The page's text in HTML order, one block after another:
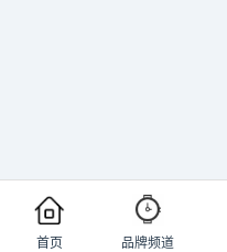
首页 品牌频道